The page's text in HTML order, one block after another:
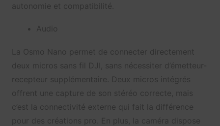
autonomie et compatibilité.
Audio
La Osmo Nano permet de connecter directement
deux micros sans fil DJI, sans nécessiter d’émetteur-
recepteur supplémentaire. Deux micros intégrés
offrent une capture de son stéréo correcte, mais
c’est la connectivité externe qui fait la différence
pour des créations pro. En plus, la caméra dispose